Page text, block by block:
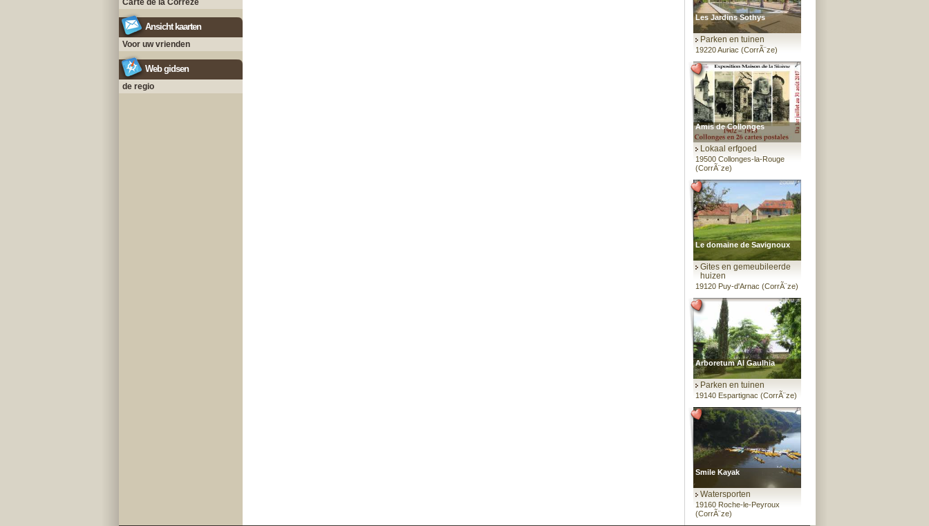
Carte de la Corrèze
Ansicht kaarten
Voor uw vrienden
Web gidsen
de regio
Les Jardins Sothys
Parken en tuinen
19220 Auriac (CorrÃ¨ze)
Amis de Collonges
Lokaal erfgoed
19500 Collonges-la-Rouge
(CorrÃ¨ze)
Le domaine de Savignoux
Gites en gemeubileerde
huizen
19120 Puy-d'Arnac (CorrÃ¨ze)
Arboretum Al Gaulhia
Parken en tuinen
19140 Espartignac (CorrÃ¨ze)
Smile Kayak
Watersporten
19160 Roche-le-Peyroux
(CorrÃ¨ze)